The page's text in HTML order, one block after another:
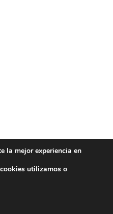
la mejor experiencia en
utilizamos o